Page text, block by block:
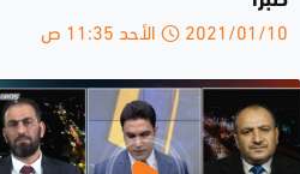
2021/01/10 الأحد 11:35 ص